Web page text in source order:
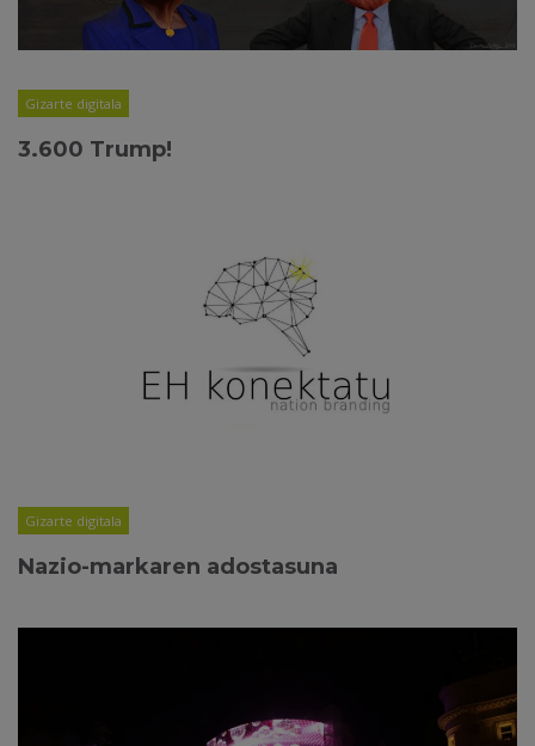
Gizarte digitala
3.600 Trump!
Gizarte digitala
Nazio-markaren adostasuna